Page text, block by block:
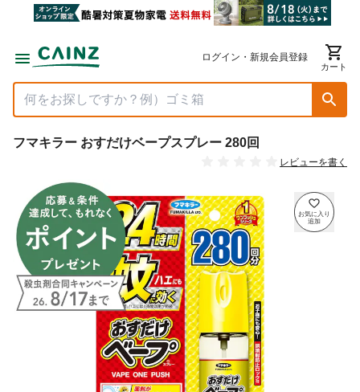
ログイン・新規会員登録
カート
フマキラー おすだけベープスプレー 280回
レビューを書く